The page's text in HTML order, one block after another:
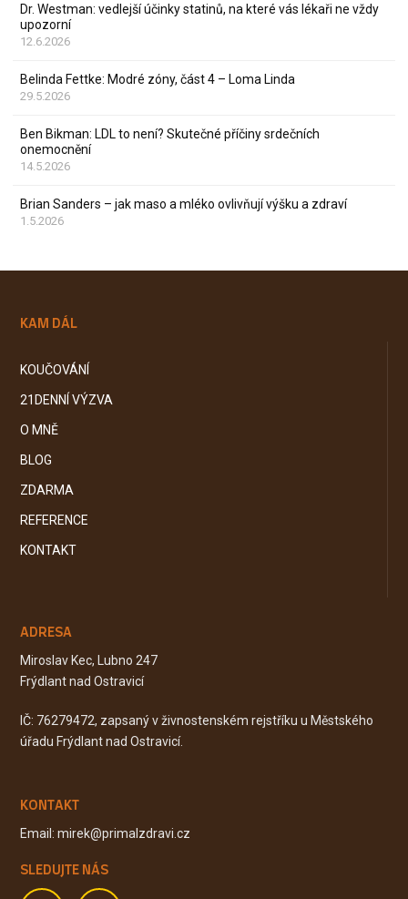
Dr. Westman: vedlejší účinky statinů, na které vás lékaři ne vždy
upozorní
12.6.2026
Belinda Fettke: Modré zóny, část 4 – Loma Linda
29.5.2026
Ben Bikman: LDL to není? Skutečné příčiny srdečních
onemocnění
14.5.2026
Brian Sanders – jak maso a mléko ovlivňují výšku a zdraví
1.5.2026
KAM DÁL
KOUČOVÁNÍ
21DENNÍ VÝZVA
O MNĚ
BLOG
ZDARMA
REFERENCE
KONTAKT
ADRESA
Miroslav Kec, Lubno 247
Frýdlant nad Ostravicí
IČ: 76279472, zapsaný v živnostenském rejstříku u Městského
úřadu Frýdlant nad Ostravicí.
KONTAKT
Email: mirek@primalzdravi.cz
SLEDUJTE NÁS